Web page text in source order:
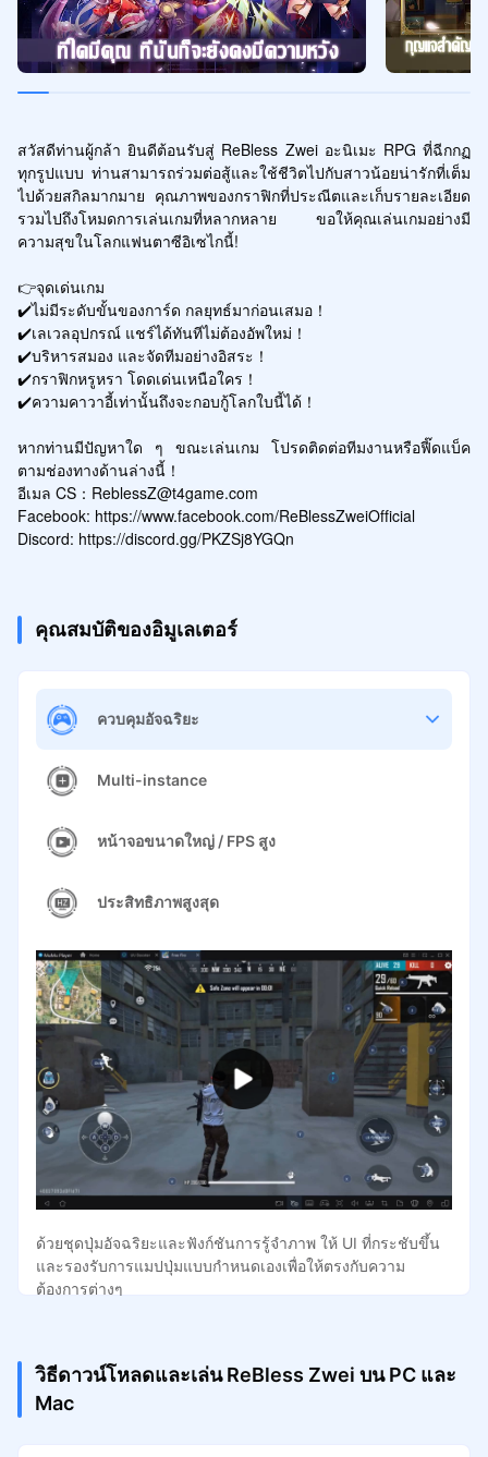
สวัสดีท่านผู้กล้า ยินดีต้อนรับสู่ ReBless Zwei อะนิเมะ RPG ที่ฉีกกฏ
ทุกรูปแบบ ท่านสามารถร่วมต่อสู้และใช้ชีวิตไปกับสาวน้อยน่ารักที่เต็ม
ไปด้วยสกิลมากมาย คุณภาพของกราฟิกที่ประณีตและเก็บรายละเอียด
รวมไปถึงโหมดการเล่นเกมที่หลากหลาย ขอให้คุณเล่นเกมอย่างมี
ความสุขในโลกแฟนตาซีอิเซไกนี้!
👉จุดเด่นเกม
✔️ไม่มีระดับขั้นของการ์ด กลยุทธ์มาก่อนเสมอ！
✔️เลเวลอุปกรณ์ แชร์ได้ทันทีไม่ต้องอัพใหม่！
✔️บริหารสมอง และจัดทีมอย่างอิสระ！
✔️กราฟิกหรูหรา โดดเด่นเหนือใคร！
✔️ความคาวาอี้เท่านั้นถึงจะกอบกู้โลกใบนี้ได้！
หากท่านมีปัญหาใด ๆ ขณะเล่นเกม โปรดติดต่อทีมงานหรือฟี๊ดแบ็ค
ตามช่องทางด้านล่างนี้！
อีเมล CS：ReblessZ@t4game.com
Facebook: https://www.facebook.com/ReBlessZweiOfficial
Discord: https://discord.gg/PKZSj8YGQn
คุณสมบัติของอิมูเลเตอร์
ควบคุมอัจฉริยะ
Multi-instance
หน้าจอขนาดใหญ่ / FPS สูง
ประสิทธิภาพสูงสุด
ด้วยชุดปุ่มอัจฉริยะและฟังก์ชันการรู้จำภาพ ให้ UI ที่กระชับขึ้น
และรองรับการแมปปุ่มแบบกำหนดเองเพื่อให้ตรงกับความ
ต้องการต่างๆ
วิธีดาวน์โหลดและเล่น ReBless Zwei บน PC และ
Mac